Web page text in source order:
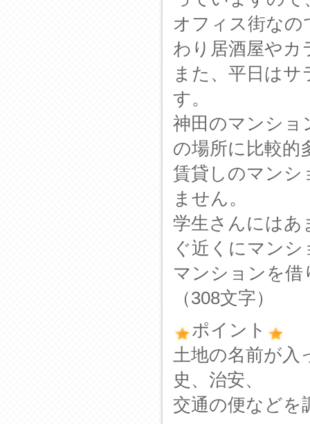
オフィス街な
わり居酒屋やカ
また、平日は
す。
神田のマンショ
の場所に比較的
賃貸しのマンシ
ません。
学生さんにはあ
ぐ近くにマン
マンションを
（308文字）
ポイント
土地の名前が入
史、治安、
交通の便などを